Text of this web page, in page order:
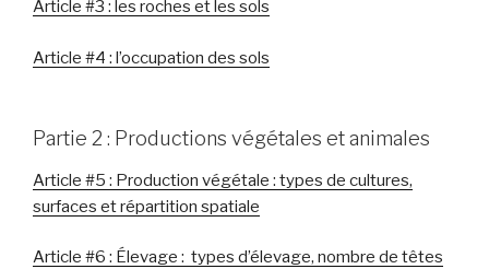
Article #3 : les roches et les sols
Article #4 : l’occupation des sols
Partie 2 : Productions végétales et animales
Article #5 : Production végétale : types de cultures,
surfaces et répartition spatiale
Article #6 : Élevage : types d’élevage, nombre de têtes